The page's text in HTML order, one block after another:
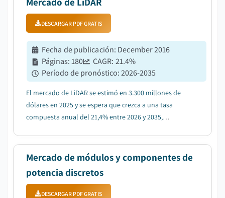
DESCARGAR PDF GRATIS
Fecha de publicación: December 2016
Páginas:180 CAGR: 21.4%
Período de pronóstico:2026-2035
El mercado de LiDAR se estimó en 3.300 millones de
dólares en 2025 y se espera que crezca a una tasa
compuesta anual del 21,4% entre 2026 y 2035,
Mercado de módulos y componentes de
potencia discretos
DESCARGAR PDF GRATIS